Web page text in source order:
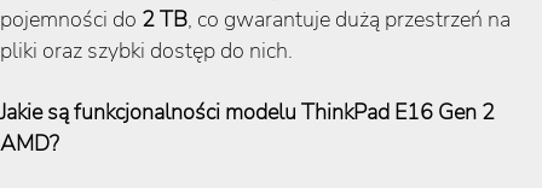
pojemności do 2 TB, co gwarantuje dużą przestrzeń na
pliki oraz szybki dostęp do nich.
Jakie są funkcjonalności modelu ThinkPad E16 Gen 2
AMD?